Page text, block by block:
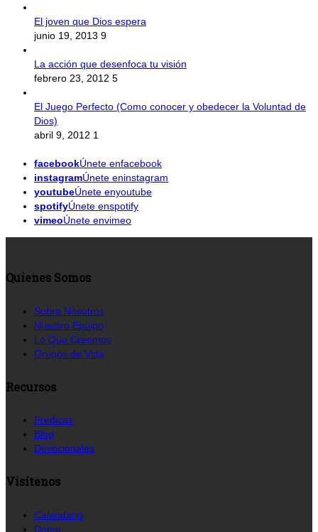
El joven que Dios espera
junio 19, 2013 9
La acción que desenfoca tu visión
febrero 23, 2012 5
El Juego Perfecto (Como conocer y obedecer la Voluntad de
Dios)
abril 9, 2012 1
facebookÚnete enfacebook
instagramÚnete eninstagram
youtubeÚnete enyoutube
spotifyÚnete enspotify
vimeoÚnete envimeo
Quienes Somos
Sobre Nosotros
Nuestro Equipo
Lo Que Creemos
Grupos de Vida
Recursos
Prédicas
Blog
Devocionales
Visítenos
Calendario
Donar